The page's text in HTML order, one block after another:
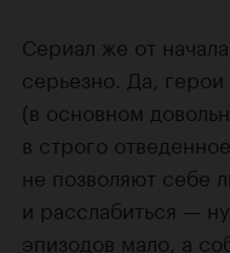
Сериал же от
серьезно. Да,
(в основном
в строго
не позволяют себе
и расслабиться —
эпизодов мало, а